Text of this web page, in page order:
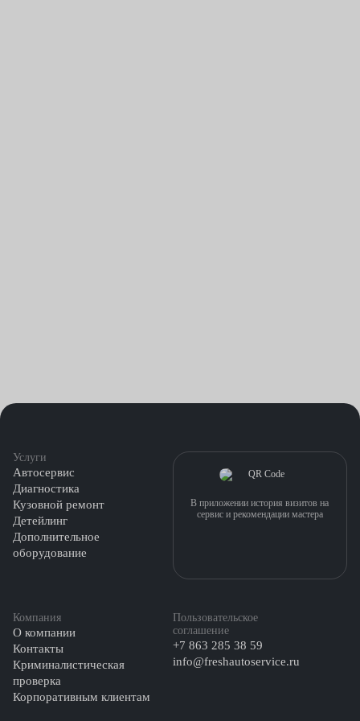
Услуги
Автосервис
Диагностика
Кузовной ремонт
Детейлинг
Дополнительное
оборудование
Компания
О компании
Контакты
Криминалистическая
проверка
Корпоративным клиентам
Пользовательское
соглашение
+7 863 285 38 59
info@freshautoservice.ru
В приложении история визитов на
сервис и рекомендации мастера